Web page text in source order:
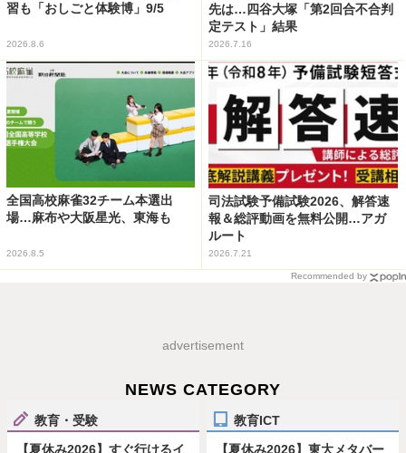
習も「おしごと体験博」9/5
2026.8.6
先は…四谷大塚「第2回合不合判
定テスト」結果
2026.7.16
全国高校麻雀32チーム本選出
場…麻布や大阪星光、東海も
2026.8.5
司法試験予備試験2026、解答速
報＆総評動画を無料公開…アガ
ルート
2026.7.21
Recommended by
advertisement
NEWS CATEGORY
教育・受験
【夏休み2026】すぐ行けるイ
教育ICT
【夏休み2026】東大メタバー